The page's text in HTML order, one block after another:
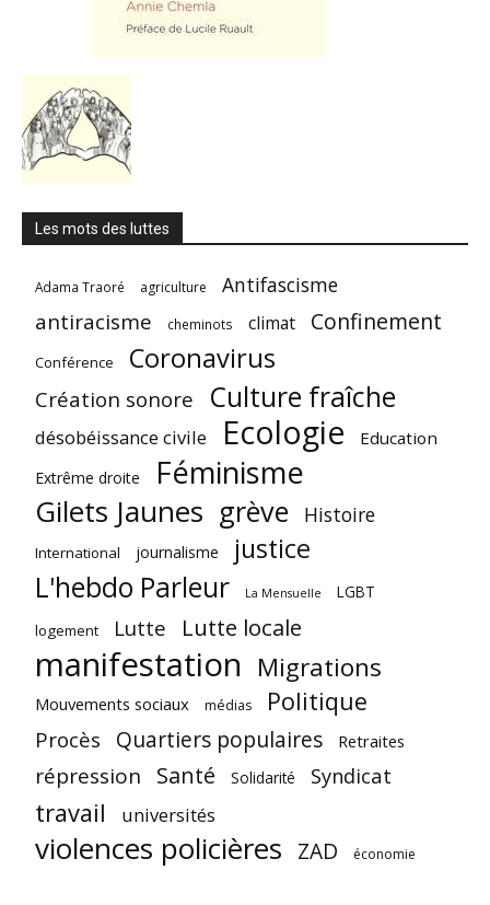
Les mots des luttes
Adama Traoré agriculture Antifascisme
antiracisme cheminots climat Confinement
Conférence Coronavirus
Création sonore Culture fraîche
désobéissance civile Ecologie Education
Extrême droite Féminisme
Gilets Jaunes grève Histoire
International journalisme justice
L'hebdo Parleur La Mensuelle
LGBT
logement
Lutte Lutte locale
manifestation Migrations
Mouvements sociaux médias Politique
Procès Quartiers populaires Retraites
répression Santé Solidarité Syndicat
travail universités
violences policières ZAD économie